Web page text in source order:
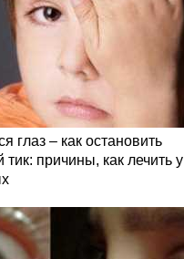
глаз – как остановить
тик: причины, как лечить у